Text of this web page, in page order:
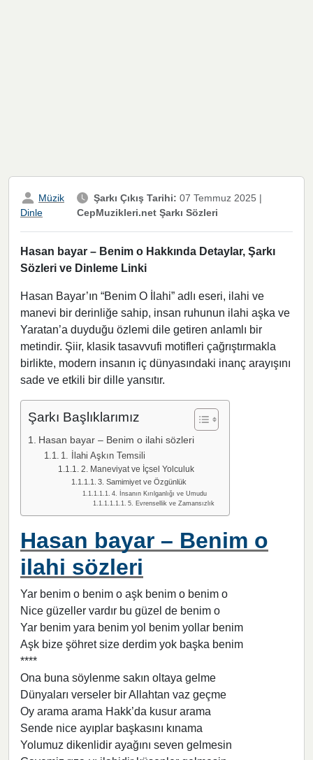
Müzik
Dinle
Şarkı Çıkış Tarihi: 07 Temmuz 2025 |
CepMuzikleri.net Şarkı Sözleri
Hasan bayar – Benim o Hakkında Detaylar, Şarkı
Sözleri ve Dinleme Linki
Hasan Bayar’ın “Benim O İlahi” adlı eseri, ilahi ve
manevi bir derinliğe sahip, insan ruhunun ilahi aşka ve
Yaratan’a duyduğu özlemi dile getiren anlamlı bir
metindir. Şiir, klasik tasavvufi motifleri çağrıştırmakla
birlikte, modern insanın iç dünyasındaki inanç arayışını
sade ve etkili bir dille yansıtır.
Şarkı Başlıklarımız
Hasan bayar – Benim o ilahi sözleri
1. İlahi Aşkın Temsili
2. Maneviyat ve İçsel Yolculuk
3. Samimiyet ve Özgünlük
4. İnsanın Kırılganlığı ve Umudu
5. Evrensellik ve Zamansızlık
Hasan bayar – Benim o
ilahi sözleri
Yar benim o benim o aşk benim o benim o
Nice güzeller vardır bu güzel de benim o
Yar benim yara benim yol benim yollar benim
Aşk bize şöhret size derdim yok başka benim
****
Ona buna söylenme sakın oltaya gelme
Dünyaları verseler bir Allahtan vaz geçme
Oy arama arama Hakk’da kusur arama
Sende nice ayıplar başkasını kınama
Yolumuz dikenlidir ayağını seven gelmesin